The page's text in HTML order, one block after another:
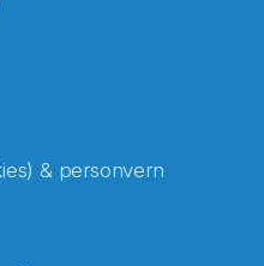
& personvern